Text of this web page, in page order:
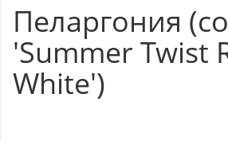
Пеларгония
'Summer Twist
White')